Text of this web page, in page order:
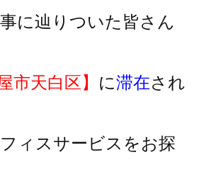
に辿りついた皆さん
市天白区】 に滞在され
ィスサービスをお探